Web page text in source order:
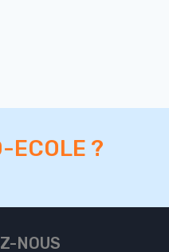
ECOLE ?
NOUS